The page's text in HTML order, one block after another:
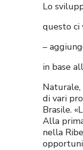
Lo
questo ci
–
in base
Naturale,
di vari
Brasile.
Alla
nella